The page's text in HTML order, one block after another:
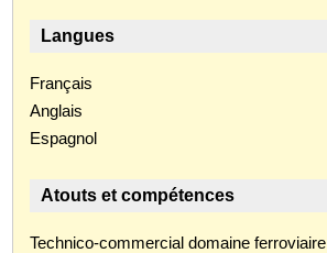
Langues
Français
Anglais
Espagnol
Atouts et compétences
Technico-commercial domaine ferroviaire